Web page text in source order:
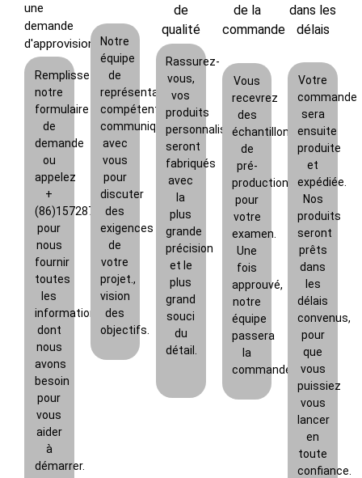
une
demande
d'approvisionnement
Remplissez
notre
formulaire
de
demande
ou
appelez
+
(86)15728785419
pour
nous
fournir
toutes
les
informations
dont
nous
avons
besoin
pour
vous
aider
à
démarrer.
Notre
équipe
de
représentants
compétents
communiquera
avec
vous
pour
discuter
des
exigences
de
votre
projet.,
vision
des
objectifs.
de
qualité
Rassurez-
vous,
vos
produits
personnalisés
seront
fabriqués
avec
la
plus
grande
précision
et le
plus
grand
souci
du
détail.
de la
commande
Vous
recevrez
des
échantillons
de
pré-
production
pour
votre
examen.
Une
fois
approuvé,
notre
équipe
passera
la
commande.
dans les
délais
Votre
commande
sera
ensuite
produite
et
expédiée.
Nos
produits
seront
prêts
dans
les
délais
convenus,
pour
que
vous
puissiez
vous
lancer
en
toute
confiance.